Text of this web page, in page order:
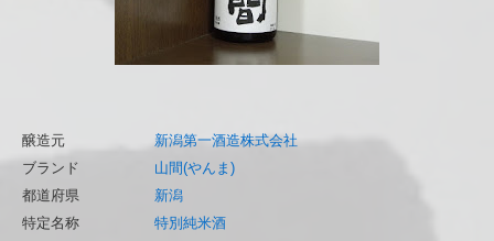
醸造元
新潟第一酒造株式会社
ブランド
山間(やんま)
都道府県
新潟
特定名称
特別純米酒